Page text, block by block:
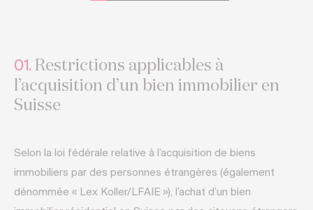
01. Restrictions applicables à
l’acquisition d’un bien immobilier en
Suisse
Selon la loi fédérale relative à l’acquisition de biens
immobiliers par des personnes étrangères (également
dénommée « Lex Koller/LFAIE »), l’achat d’un bien